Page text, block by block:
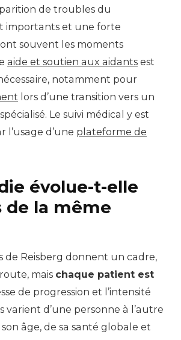
de troubles du
importants et une forte
souvent les moments
aide et soutien aux aidants est
notamment pour
lors d’une transition vers un
Le suivi médical y est
l’usage d’une plateforme de
évolue-t-elle
de la même
de Reisberg donnent un cadre,
mais chaque patient est
de progression et l’intensité
varient d’une personne à l’autre
âge, de sa santé globale et